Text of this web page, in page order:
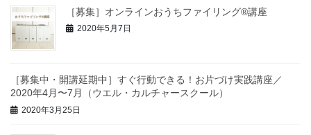
［募集］オンラインおうちファイリング®︎講座
2020年5月7日
［募集中・開講延期中］すぐ行動できる！お片づけ実践講座／
2020年4月〜7月（ウエル・カルチャースクール）
2020年3月25日